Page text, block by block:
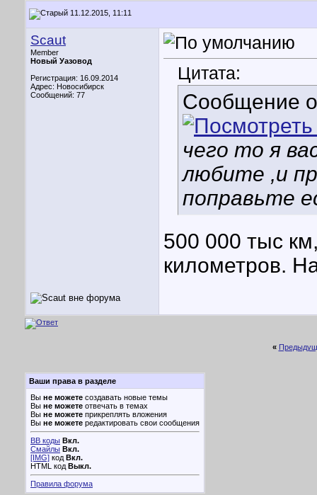
11.12.2015, 11:11
Scaut
Member
Новый Уазовод
Регистрация: 16.09.2014
Адрес: Новосибирск
Сообщений: 77
Цитата:
Сообщение
чего то я
любите ,и
поправьте
500 000 тыс
километров.
«
Ваши права в разделе
Вы не можете создавать новые темы
Вы не можете отвечать в темах
Вы не можете прикреплять вложения
Вы не можете редактировать свои сообщения
BB коды Вкл.
Смайлы Вкл.
[IMG] код Вкл.
HTML код Выкл.
Правила форума